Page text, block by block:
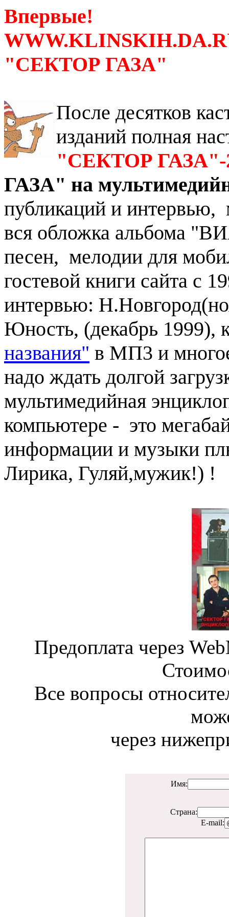
Впервые!
"СЕКТОР ГАЗА"
После десятков
изданий полная
"СЕКТОР ГАЗА"-
ГАЗА" на
публикаций и
вся обложка альбома
песен, мелодии для
гостевой книги сайта с
интервью:
Юность, (декабрь 1999),
названия" в МП3 и
надо ждать долгой
мультимедийная
компьютере - это
информации и музыки
Лирика, Гуляй,мужик!) !
Предоплата через
Все вопросы
через
Имя:
Страна:
E-mail: